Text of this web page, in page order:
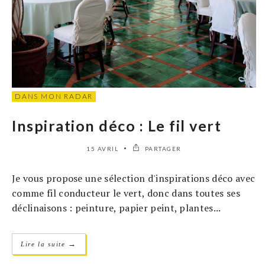
DANS MON RADAR
Inspiration déco : Le fil vert
15 AVRIL PARTAGER
Je vous propose une sélection d'inspirations déco avec
comme fil conducteur le vert, donc dans toutes ses
déclinaisons : peinture, papier peint, plantes...
Lire la suite →